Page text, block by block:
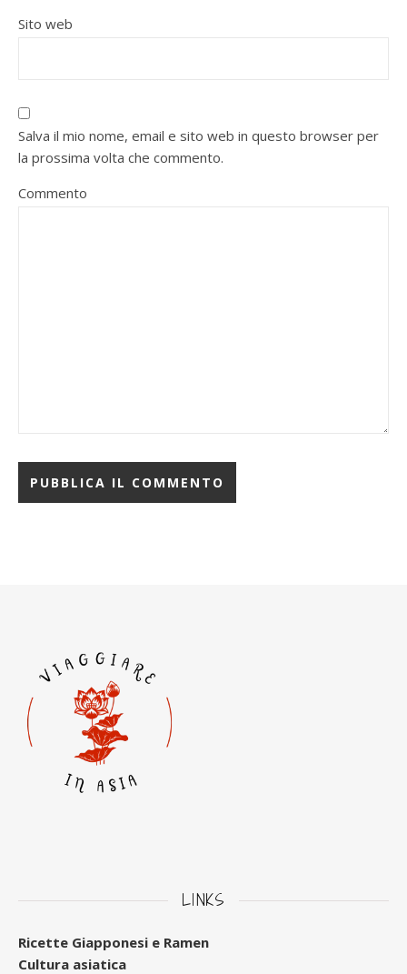
Sito web
Salva il mio nome, email e sito web in questo browser per
la prossima volta che commento.
Commento
LINKS
Ricette Giapponesi e Ramen
Cultura asiatica